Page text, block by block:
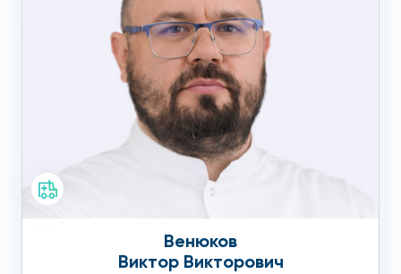
Венюков
Виктор Викторович